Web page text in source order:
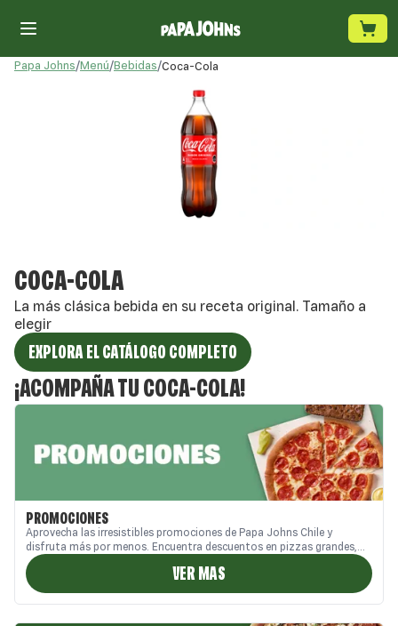
Papa Johns/Menú/Bebidas/Coca-Cola
COCA-COLA
La más clásica bebida en su receta original. Tamaño a
elegir
EXPLORA EL CATÁLOGO COMPLETO
¡ACOMPAÑA TUCOCA-COLA!
PROMOCIONES
Aprovecha las irresistibles promociones de Papa Johns Chile y
disfruta más por menos. Encuentra descuentos en pizzas grandes,
combos familiares y ofertas exclusivas en nuestro sitio web, App y
Call Center. Ideales para compartir en casa o pedir a domicilio,
nuestras promos combinan sabor, calidad y buen precio. ¡Descubre las
mejores promociones de pizzas en Chile solo en Papa Johns!
VER MAS